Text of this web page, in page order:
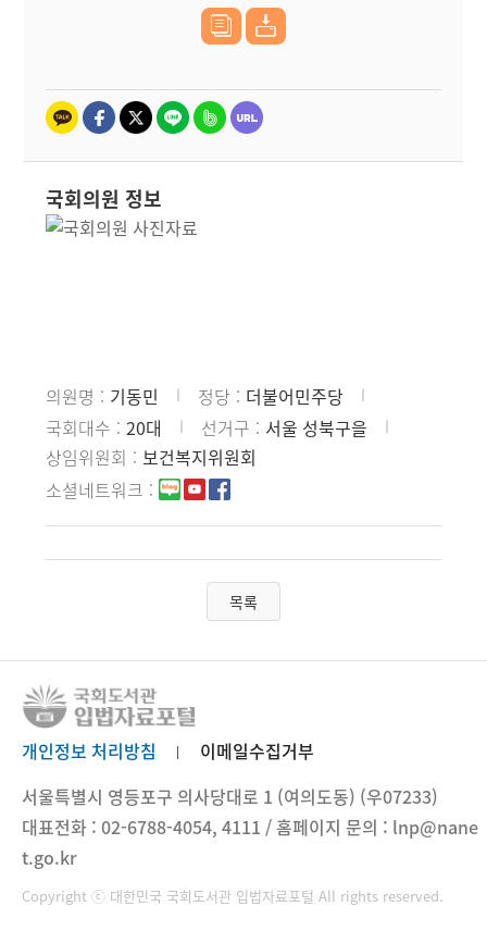
국회의원 정보
의원명 기동민 정당
더불어민주당
국회대수
20대 선거구
서울 성북구을
상임위원회
보건복지위원회
소셜네트워크
목록
개인정보 처리방침
이메일수집거부
서울특별시 영등포구 의사당대로 1 (여의도동) (우07233)
대표전화 : 02-6788-4054, 4111 / 홈페이지 문의 : lnp@nane
t.go.kr
Copyright ⓒ 대한민국 국회도서관 입법자료포털 All rights reserved.